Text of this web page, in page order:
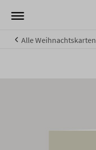
Alle Weihnachtskarten